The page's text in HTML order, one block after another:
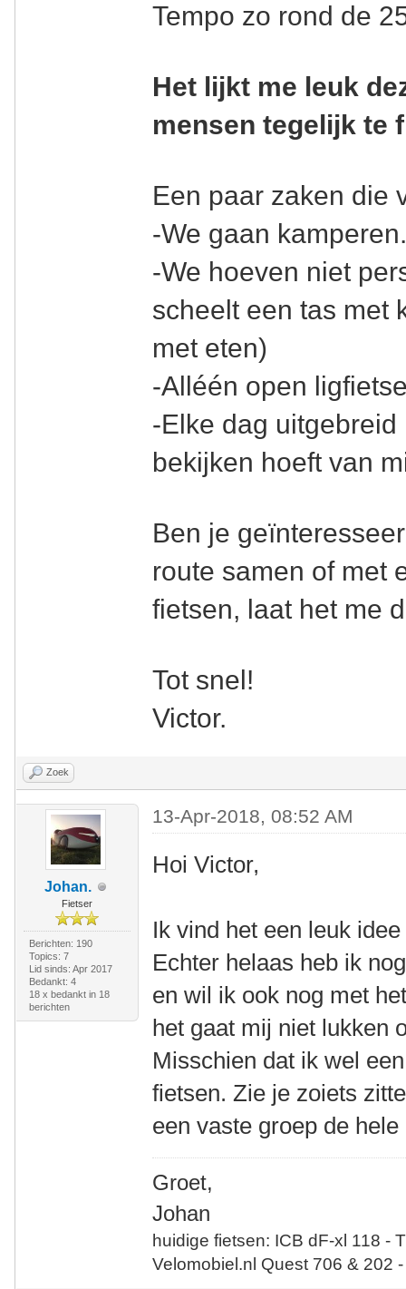
Tempo zo rond de
Het lijkt me leuk
mensen tegelijk te
Een paar zaken die
-We gaan
-We hoeven niet
scheelt een tas met
met eten)
-Alléén open
-Elke dag
bekijken hoeft van
Ben je
route samen of met
fietsen, laat het me
Tot snel!
Victor.
Zoek
Johan.
Fietser
Berichten: 190
Topics: 7
Lid sinds: Apr 2017
Bedankt: 4
18 x bedankt in 18
berichten
13-Apr-2018, 08:52 AM
Hoi Victor,
Ik vind het een leuk
Echter helaas heb ik
en wil ik ook nog met
het gaat mij niet lukken
Misschien dat ik wel
fietsen. Zie je zoiets
een vaste groep de
Groet,
Johan
huidige fietsen: ICB dF-xl 118 -
Velomobiel.nl Quest 706 & 202